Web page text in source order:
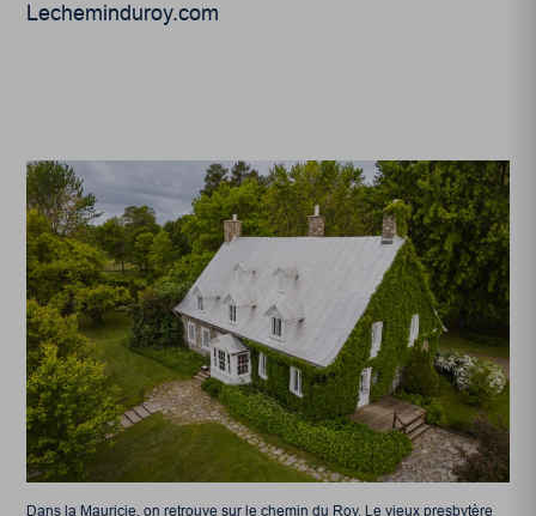
Lecheminduroy.com
Dans la Mauricie, on retrouve sur le chemin du Roy, Le vieux presbytère